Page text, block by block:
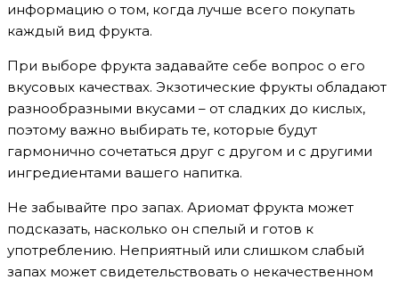
информацию о том, когда лучше всего покупать
каждый вид фрукта.
При выборе фрукта задавайте себе вопрос о его
вкусовых качествах. Экзотические фрукты обладают
разнообразными вкусами – от сладких до кислых,
поэтому важно выбирать те, которые будут
гармонично сочетаться друг с другом и с другими
ингредиентами вашего напитка.
Не забывайте про запах. Ариомат фрукта может
подсказать, насколько он спелый и готов к
употреблению. Неприятный или слишком слабый
запах может свидетельствовать о некачественном